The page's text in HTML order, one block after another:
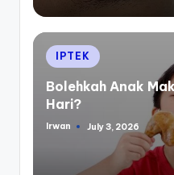
Posted
in
IPTEK
Bolehkah Anak
Hari?
Posted
Irwan July 3, 2026